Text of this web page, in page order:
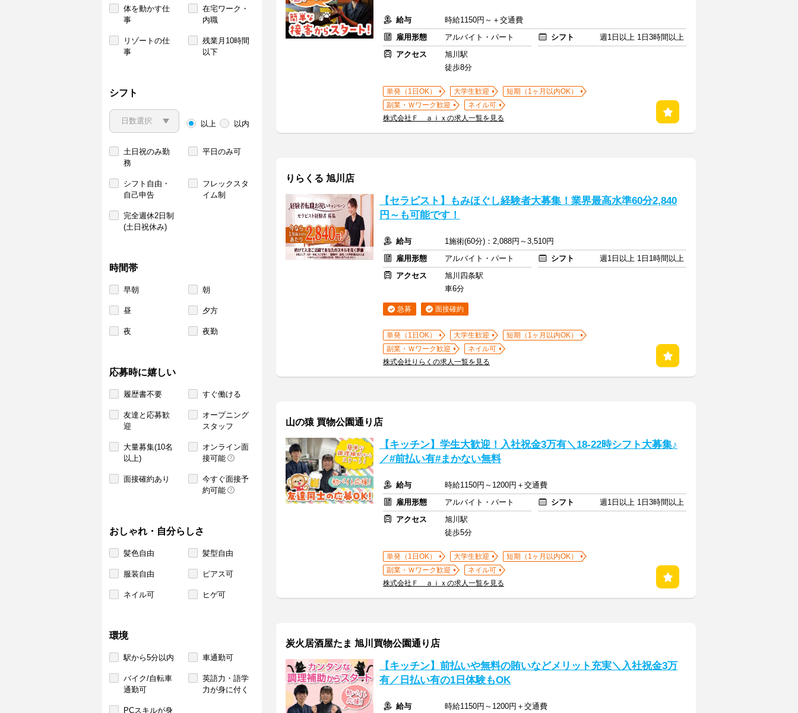
体を動かす仕
事
在宅ワーク・
内職
リゾートの仕
事
残業月10時間
以下
シフト
以上 以内
土日祝のみ勤
務
平日のみ可
シフト自由・
自己申告
フレックスタ
イム制
完全週休2日制
(土日祝休み)
時間帯
早朝 朝
昼 夕方
夜 夜勤
応募時に嬉しい
履歴書不要 すぐ働ける
友達と応募歓
迎
オープニング
スタッフ
大量募集(10名
以上)
オンライン面
接可能
面接確約あり
今すぐ面接予
約可能
おしゃれ・自分らしさ
髪色自由 髪型自由
服装自由 ピアス可
ネイル可 ヒゲ可
環境
駅から5分以内 車通勤可
バイク/自転車
通勤可
英語力・語学
力が身に付く
PCスキルが身
給与
時給1150円～＋交通費
雇用形態
アルバイト・パート シフト
週1日以上 1日3時間以上
アクセス
旭川駅
徒歩8分
単発（1日OK） 大学生歓迎
短期（1ヶ月以内OK）
副業・Ｗワーク歓迎
ネイル可
株式会社Ｆ ａｉｘの求人一覧を見る
りらくる 旭川店
【セラピスト】もみほぐし経験者大募集！業界最高水準60分2,840
円～も可能です！
給与
1施術(60分)：2,088円～3,510円
雇用形態
アルバイト・パート シフト
週1日以上 1日1時間以上
アクセス
旭川四条駅
車6分
急募 面接確約
単発（1日OK） 大学生歓迎
短期（1ヶ月以内OK）
副業・Ｗワーク歓迎
ネイル可
株式会社りらくの求人一覧を見る
山の猿 買物公園通り店
【キッチン】学生大歓迎！入社祝金3万有＼18-22時シフト大募集♪
／#前払い有#まかない無料
給与
時給1150円～1200円＋交通費
雇用形態
アルバイト・パート シフト
週1日以上 1日3時間以上
アクセス
旭川駅
徒歩5分
単発（1日OK） 大学生歓迎
短期（1ヶ月以内OK）
副業・Ｗワーク歓迎
ネイル可
株式会社Ｆ ａｉｘの求人一覧を見る
炭火居酒屋たま 旭川買物公園通り店
【キッチン】前払いや無料の賄いなどメリット充実＼入社祝金3万
有／日払い有の1日体験もOK
給与 時給1150円～1200円＋交通費